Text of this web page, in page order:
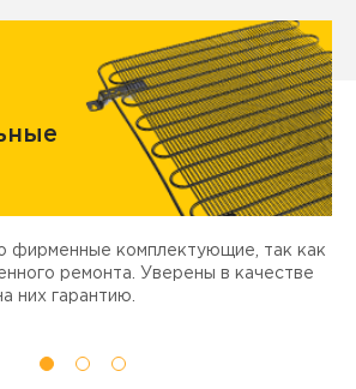
фирменные комплектующие, так как
ремонта. Уверены в качестве
них гарантию.